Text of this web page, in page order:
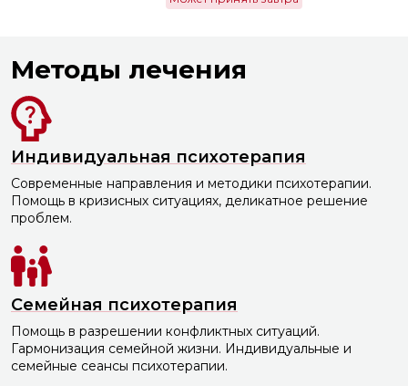
Методы лечения
Индивидуальная психотерапия
Современные направления и методики психотерапии.
Помощь в кризисных ситуациях, деликатное решение
проблем.
Семейная психотерапия
Помощь в разрешении конфликтных ситуаций.
Гармонизация семейной жизни. Индивидуальные и
семейные сеансы психотерапии.